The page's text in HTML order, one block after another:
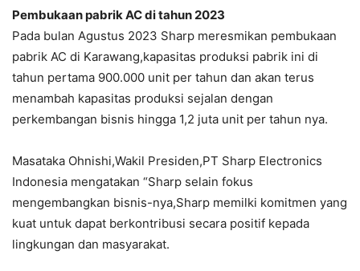
Pembukaan pabrik AC di tahun 2023
Pada bulan Agustus 2023 Sharp meresmikan pembukaan
pabrik AC di Karawang,kapasitas produksi pabrik ini di
tahun pertama 900.000 unit per tahun dan akan terus
menambah kapasitas produksi sejalan dengan
perkembangan bisnis hingga 1,2 juta unit per tahun nya.
Masataka Ohnishi,Wakil Presiden,PT Sharp Electronics
Indonesia mengatakan “Sharp selain fokus
mengembangkan bisnis-nya,Sharp memilki komitmen yang
kuat untuk dapat berkontribusi secara positif kepada
lingkungan dan masyarakat.